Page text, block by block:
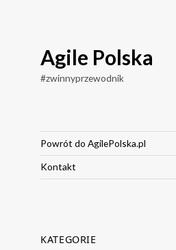
Agile Polska
#zwinnyprzewodnik
Powrót do AgilePolska.pl
Kontakt
KATEGORIE